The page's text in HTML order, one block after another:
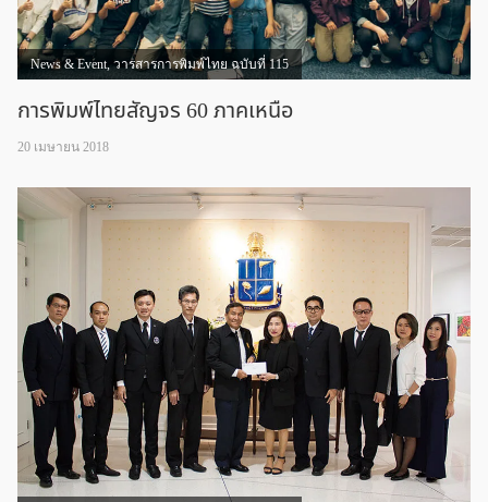
News & Event วารสารการพิมพ์ไทย ฉบับที่ 115
การพิมพ์ไทยสัญจร 60 ภาคเหนือ
20 เมษายน 2018